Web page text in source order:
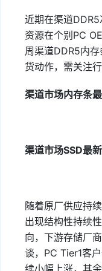
近期在渠道
资源在个别PC
周渠道DDR5内
货动作，需关注
渠道市场内存条
渠道市场SSD最
随着原厂供应持
出现结构性持续
向，下游存储厂
谈，PC Tier1客
续小幅上涨，其